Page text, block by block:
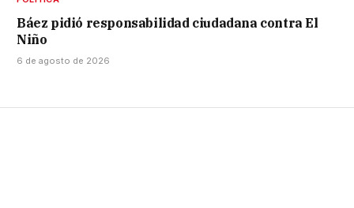
Báez pidió responsabilidad ciudadana contra El
Niño
6 de agosto de 2026